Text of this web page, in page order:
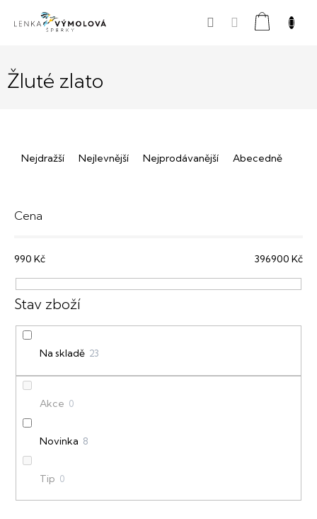
Nákupní
Žluté zlato
a
e
í
p
r
o
d
u
k
ů
Nejdražší Nejlevnější Nejprodávanější Abecedně
Cena
990 Kč 396900 Kč
Na skladě 23
Akce 0
Novinka 8
Tip 0